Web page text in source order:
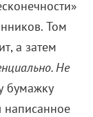
Том
а затем
Не
бумажку
написанное